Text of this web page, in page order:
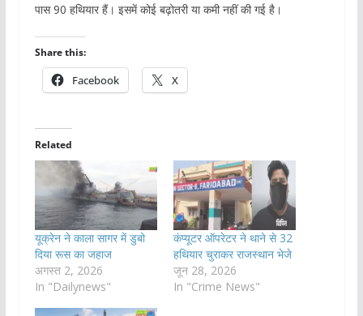
पास 90 हथियार हैं। इसमें कोई बढ़ोतरी या कमी नहीं की गई है।
Share this:
Facebook X
Related
यूक्रेन ने काला सागर में डुबो
दिया रूस का जहाज
अगस्त 2, 2026
In "Dailynews"
कंप्यूटर ऑपरेटर ने थाने से 32
हथियार चुराकर राजस्थान भेजे
जून 28, 2026
In "Crime News"